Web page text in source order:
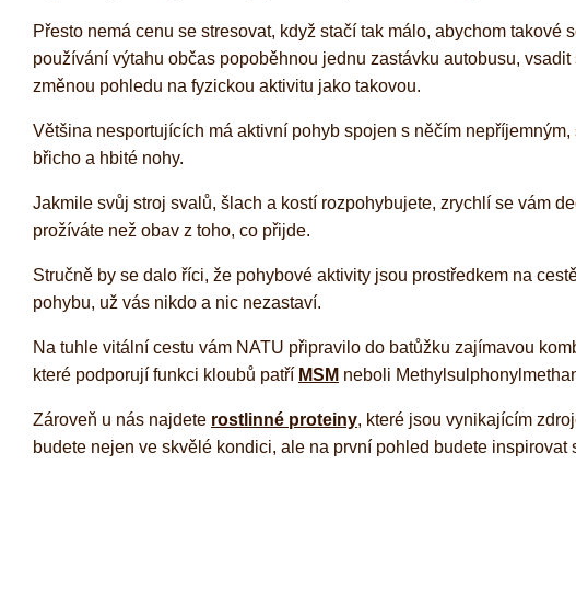
Přesto nemá cenu se stresovat, když stačí tak málo, abychom
používání výtahu občas popoběhnou jednu zastávku autobusu,
změnou pohledu na fyzickou aktivitu jako takovou.
Většina nesportujících má aktivní pohyb spojen s něčím
břicho a hbité nohy.
Jakmile svůj stroj svalů, šlach a kostí rozpohybujete, zrychlí se vám
prožíváte než obav z toho, co přijde.
Stručně by se dalo říci, že pohybové aktivity jsou prostředkem na
pohybu, už vás nikdo a nic nezastaví.
Na tuhle vitální cestu vám NATU připravilo do batůžku zajímavou
které podporují funkci kloubů patří MSM neboli
Zároveň u nás najdete rostlinné proteiny, které jsou vynikajícím
budete nejen ve skvělé kondici, ale na první pohled budete